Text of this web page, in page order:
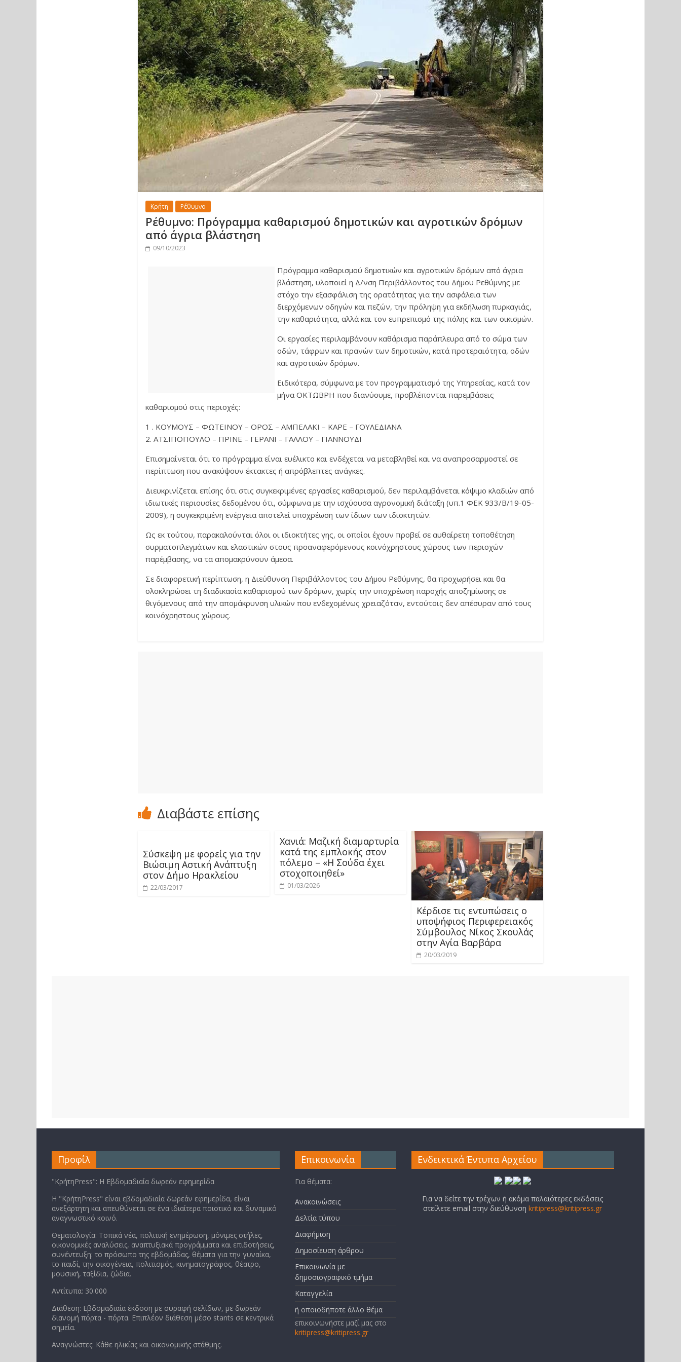
Κρήτη Ρέθυμνο
Ρέθυμνο: Πρόγραμμα καθαρισμού δημοτικών και αγροτικών δρόμων
από άγρια βλάστηση
09/10/2023
Πρόγραμμα καθαρισμού δημοτικών και αγροτικών δρόμων από άγρια
βλάστηση, υλοποιεί η Δ/νση Περιβάλλοντος του Δήμου Ρεθύμνης με
στόχο την εξασφάλιση της ορατότητας για την ασφάλεια των
διερχόμενων οδηγών και πεζών, την πρόληψη για εκδήλωση πυρκαγιάς,
την καθαριότητα, αλλά και τον ευπρεπισμό της πόλης και των οικισμών.
Οι εργασίες περιλαμβάνουν καθάρισμα παράπλευρα από το σώμα των
οδών, τάφρων και πρανών των δημοτικών, κατά προτεραιότητα, οδών
και αγροτικών δρόμων.
Ειδικότερα, σύμφωνα με τον προγραμματισμό της Υπηρεσίας, κατά τον
μήνα ΟΚΤΩΒΡΗ που διανύουμε, προβλέπονται παρεμβάσεις
καθαρισμού στις περιοχές:
1 . ΚΟΥΜΟΥΣ – ΦΩΤΕΙΝΟΥ – ΟΡΟΣ – ΑΜΠΕΛΑΚΙ – ΚΑΡΕ – ΓΟΥΛΕΔΙΑΝΑ
2. ΑΤΣΙΠΟΠΟΥΛΟ – ΠΡΙΝΕ – ΓΕΡΑΝΙ – ΓΑΛΛΟΥ – ΓΙΑΝΝΟΥΔΙ
Επισημαίνεται ότι το πρόγραμμα είναι ευέλικτο και ενδέχεται να μεταβληθεί και να αναπροσαρμοστεί σε
περίπτωση που ανακύψουν έκτακτες ή απρόβλεπτες ανάγκες.
Διευκρινίζεται επίσης ότι στις συγκεκριμένες εργασίες καθαρισμού, δεν περιλαμβάνεται κόψιμο κλαδιών από
ιδιωτικές περιουσίες δεδομένου ότι, σύμφωνα με την ισχύουσα αγρονομική διάταξη (υπ.1 ΦΕΚ 933/Β/19-05-
2009), η συγκεκριμένη ενέργεια αποτελεί υποχρέωση των ίδιων των ιδιοκτητών.
Ως εκ τούτου, παρακαλούνται όλοι οι ιδιοκτήτες γης, οι οποίοι έχουν προβεί σε αυθαίρετη τοποθέτηση
συρματοπλεγμάτων και ελαστικών στους προαναφερόμενους κοινόχρηστους χώρους των περιοχών
παρέμβασης, να τα απομακρύνουν άμεσα.
Σε διαφορετική περίπτωση, η Διεύθυνση Περιβάλλοντος του Δήμου Ρεθύμνης, θα προχωρήσει και θα
ολοκληρώσει τη διαδικασία καθαρισμού των δρόμων, χωρίς την υποχρέωση παροχής αποζημίωσης σε
θιγόμενους από την απομάκρυνση υλικών που ενδεχομένως χρειαζόταν, εντούτοις δεν απέσυραν από τους
κοινόχρηστους χώρους.
Διαβάστε επίσης
Σύσκεψη με φορείς για την
Βιώσιμη Αστική Ανάπτυξη
στον Δήμο Ηρακλείου
22/03/2017
Χανιά: Μαζική διαμαρτυρία
κατά της εμπλοκής στον
πόλεμο – «Η Σούδα έχει
στοχοποιηθεί»
01/03/2026
Κέρδισε τις εντυπώσεις ο
υποψήφιος Περιφερειακός
Σύμβουλος Νίκος Σκουλάς
στην Αγία Βαρβάρα
20/03/2019
Προφίλ
"ΚρήτηPress": Η Εβδομαδιαία δωρεάν εφημερίδα
Η "ΚρήτηPress" είναι εβδομαδιαία δωρεάν εφημερίδα, είναι
ανεξάρτητη και απευθύνεται σε ένα ιδιαίτερα ποιοτικό και δυναμικό
αναγνωστικό κοινό.
Θεματολογία: Τοπικά νέα, πολιτική ενημέρωση, μόνιμες στήλες,
οικονομικές αναλύσεις, αναπτυξιακά προγράμματα και επιδοτήσεις,
συνέντευξη: το πρόσωπο της εβδομάδας, θέματα για την γυναίκα,
το παιδί, την οικογένεια, πολιτισμός, κινηματογράφος, θέατρο,
μουσική, ταξίδια, ζώδια.
Αντίτυπα: 30.000
Διάθεση: Εβδομαδιαία έκδοση με συραφή σελίδων, με δωρεάν
διανομή πόρτα - πόρτα. Επιπλέον διάθεση μέσο stants σε κεντρικά
σημεία.
Αναγνώστες: Κάθε ηλικίας και οικονομικής στάθμης.
Επικοινωνία
Για θέματα:
Ανακοινώσεις
Δελτία τύπου
Διαφήμιση
Δημοσίευση άρθρου
Επικοινωνία με
δημοσιογραφικό τμήμα
Καταγγελία
ή οποιοδήποτε άλλο θέμα
επικοινωνήστε μαζί μας στο
kritipress@kritipress.gr
Ενδεικτικά Έντυπα Αρχείου
Για να δείτε την τρέχων ή ακόμα παλαιότερες εκδόσεις
στείλετε email στην διεύθυνσηkritipress@kritipress.gr